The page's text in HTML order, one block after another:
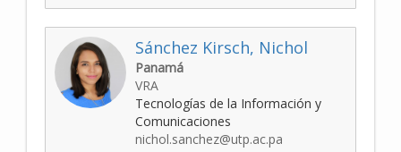
Sánchez Kirsch, Nichol
Panamá
VRA
Tecnologías de la Información y
Comunicaciones
nichol.sanchez@utp.ac.pa